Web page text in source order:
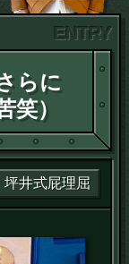
らに
笑）
坪井式屁理屈